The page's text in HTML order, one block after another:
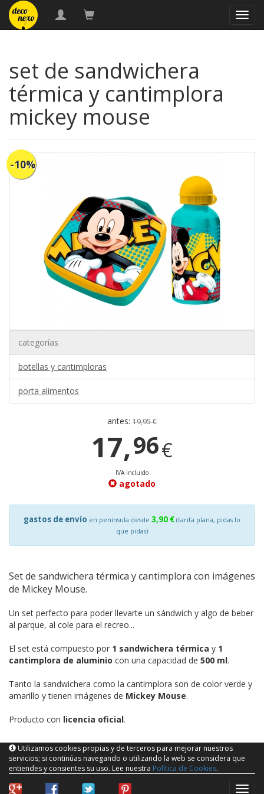
set de sandwichera
térmica y cantimplora
mickey mouse
-10%
categorías
botellas y cantimploras
porta alimentos
antes: 19,95 €
17,96€
IVA incluido
agotado
gastos de envío en península desde 3,90 € (tarifa plana, pidas lo
que pidas)
Set de sandwichera térmica y cantimplora con imágenes
de Mickey Mouse.
Un set perfecto para poder llevarte un sándwich y algo de beber
al parque, al cole para el recreo...
El set está compuesto por 1 sandwichera térmica y 1
cantimplora de aluminio con una capacidad de 500 ml.
Tanto la sandwichera como la cantimplora son de color verde y
amarillo y tienen imágenes de Mickey Mouse.
Producto con licencia oficial.
Utilizamos cookies propias y de terceros para mejorar nuestros
servicios; si continúas navegando o utilizando la web se considera que
entiendes y consientes su uso. Lee nuestra Política de Cookies.